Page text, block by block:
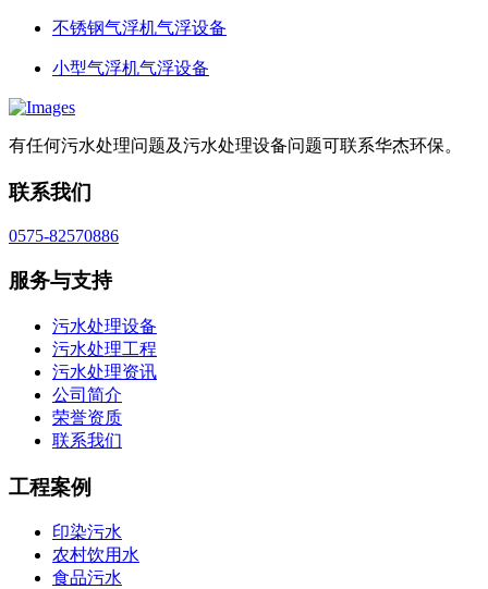
不锈钢气浮机气浮设备
小型气浮机气浮设备
有任何污水处理问题及污水处理设备问题可联系华杰环保。
联系我们
0575-82570886
服务与支持
污水处理设备
污水处理工程
污水处理资讯
公司简介
荣誉资质
联系我们
工程案例
印染污水
农村饮用水
食品污水